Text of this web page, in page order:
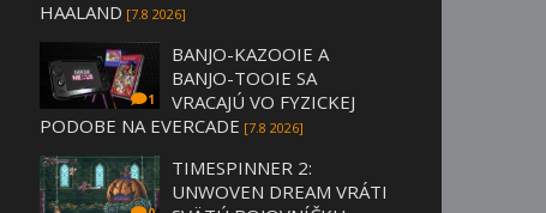
HAALAND [7.8 2026]
1
BANJO-KAZOOIE A
BANJO-TOOIE SA
VRACAJÚ VO FYZICKEJ
PODOBE NA EVERCADE [7.8 2026]
TIMESPINNER 2:
UNWOVEN DREAM VRÁTI